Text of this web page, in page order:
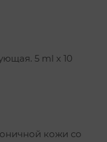
5 ml х 10
кожи со